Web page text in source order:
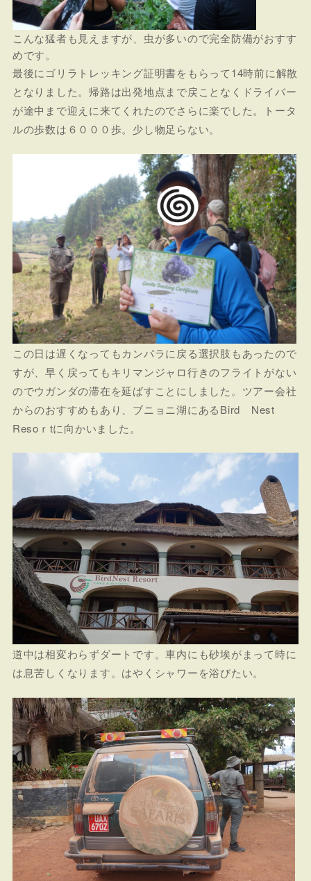
こんな猛者も見えますが、虫が多いので完全防備がおすす
めです。
最後にゴリラトレッキング証明書をもらって14時前に解散
となりました。帰路は出発地点まで戻ことなくドライバー
が途中まで迎えに来てくれたのでさらに楽でした。トータ
ルの歩数は６０００歩。少し物足らない。
この日は遅くなってもカンパラに戻る選択肢もあったので
すが、早く戻ってもキリマンジャロ行きのフライトがない
のでウガンダの滞在を延ばすことにしました。ツアー会社
からのおすすめもあり、ブニョニ湖にあるBird Nest
Resoｒtに向かいました。
道中は相変わらずダートです。車内にも砂埃がまって時に
は息苦しくなります。はやくシャワーを浴びたい。